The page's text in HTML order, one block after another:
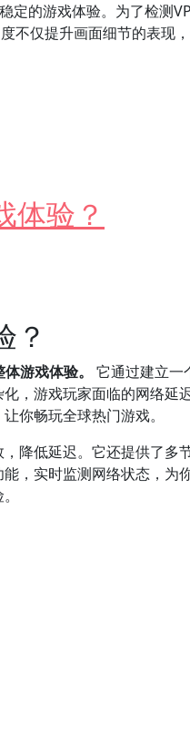
的游戏体验。为了检测
不仅提升画面细节的表现
体验？
？
游戏体验。
它通过建立一
，游戏玩家面临的网络延
你畅玩全球热门游戏。
降低延迟。它还提供了多
，实时监测网络状态，为